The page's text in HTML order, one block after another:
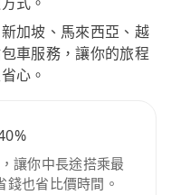
加坡、馬來西亞、越
車服務，讓你的旅程
心。
讓你中長途搭乘最
錢也省比價時間。